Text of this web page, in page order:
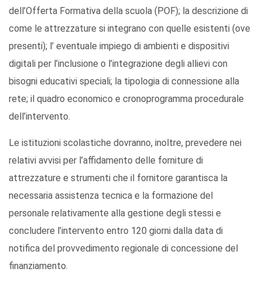
dell’Offerta Formativa della scuola (POF); la descrizione di
come le attrezzature si integrano con quelle esistenti (ove
presenti); l’ eventuale impiego di ambienti e dispositivi
digitali per l’inclusione o l’integrazione degli allievi con
bisogni educativi speciali; la tipologia di connessione alla
rete; il quadro economico e cronoprogramma procedurale
dell’intervento.
Le istituzioni scolastiche dovranno, inoltre, prevedere nei
relativi avvisi per l’affidamento delle forniture di
attrezzature e strumenti che il fornitore garantisca la
necessaria assistenza tecnica e la formazione del
personale relativamente alla gestione degli stessi e
concludere l’intervento entro 120 giorni dalla data di
notifica del provvedimento regionale di concessione del
finanziamento.